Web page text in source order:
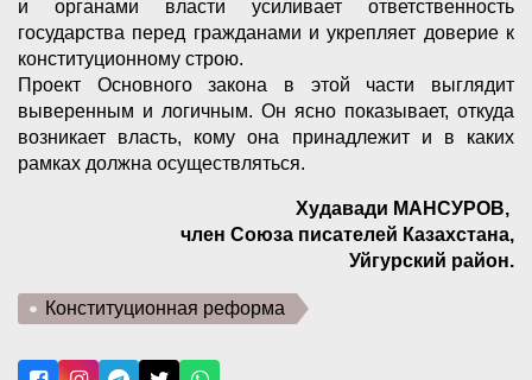
и органами власти усиливает ответственность
государства перед гражданами и укрепляет доверие к
конституционному строю.
Проект Основного закона в этой части выглядит
выверенным и логичным. Он ясно показывает, откуда
возникает власть, кому она принадлежит и в каких
рамках должна осуществляться.
Худавади МАНСУРОВ,
член Союза писателей Казахстана,
Уйгурский район.
Конституционная реформа